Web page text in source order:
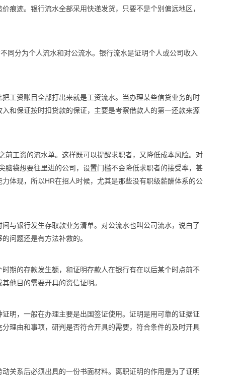
痕迹。银行流水全部采用快递发货，只要不是个别偏远地区，
同分为个人流水和对公流水。银行流水是证明个人或公司收入
工资账目全部打出来就是工资流水。当办理某些信贷业务的时
和保证按时扣贷款的保证，主要是考察借款人的第一还款来源
工资的流水单。这样既可以提醒求职者，又降低成本风险。对
袋想要往里进的公司，设置门槛不会降低求职者的接受率，甚
体现，所以HR在招人时候，尤其是那些没有职级薪酬体系的公
与银行发生存取款业务清单。对公流水也叫公司流水，说白了
问题还是有方法补救的。
期的存款发生额，和证明存款人在银行有在以后某个时点前不
他目的需要开具的资信证明。
明，一般在办理主要是出国签证使用。证明是用可靠的证据证
理由和事项，研判是否符合开具的需要，符合条件的及时开具
关系后必须出具的一份书面材料。离职证明的作用是为了证明